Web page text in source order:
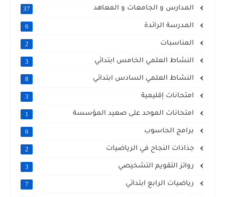
المدارس و الجامعات و المعاهد 37
المدرسة الرائدة 6
المناسبات 2
النشاط العلمي الخامس ابتدائي 3
النشاط العلمي السادس ابتدائي 8
امتحانات إقليمية 3
امتحانات الموحد على صعيد المؤسسة 1
برامج الحاسوب 6
جذاذات النجاح في الرياضيات 2
روائز التقويم التشخيصي 3
رياضيات الرابع ابتدائي 7